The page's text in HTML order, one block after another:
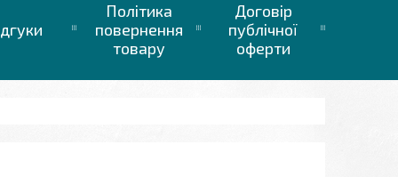
Політика
повернення
товару
Договір
публічної
оферти